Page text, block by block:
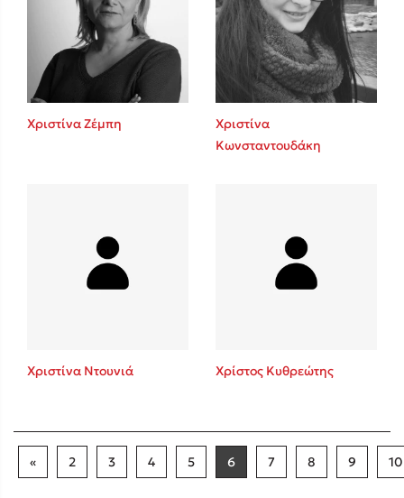
Χριστίνα Ζέμπη
Χριστίνα
Κωνσταντουδάκη
Χριστίνα Ντουνιά Χρίστος Κυθρεώτης
« 2 3 4 5 6 7 8 9 10